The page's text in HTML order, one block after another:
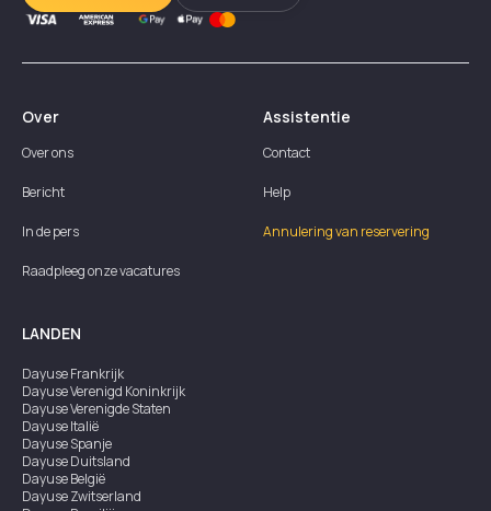
Over
Over ons
Bericht
In de pers
Raadpleeg onze vacatures
Assistentie
Contact
Help
Annulering van reservering
LANDEN
DayuseFrankrijk
DayuseVerenigd Koninkrijk
DayuseVerenigde Staten
DayuseItalië
DayuseSpanje
DayuseDuitsland
DayuseBelgië
DayuseZwitserland